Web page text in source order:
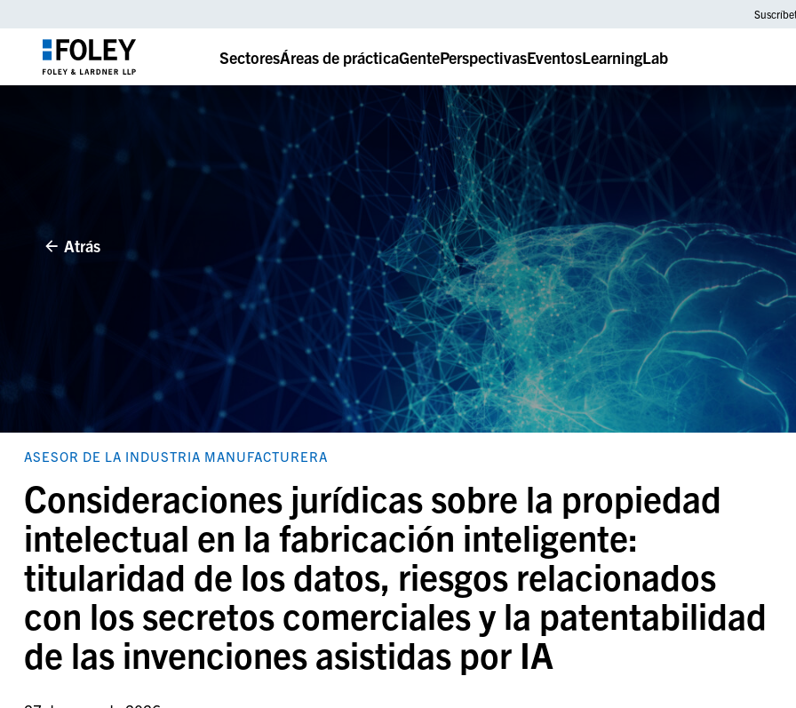
SectoresÁreas de prácticaGentePerspectivasEventosLearningLab
Atrás
ASESOR DE LA INDUSTRIA MANUFACTURERA
Consideraciones jurídicas sobre la propiedad
intelectual en la fabricación inteligente:
titularidad de los datos, riesgos relacionados
con los secretos comerciales y la patentabilidad
de las invenciones asistidas por IA